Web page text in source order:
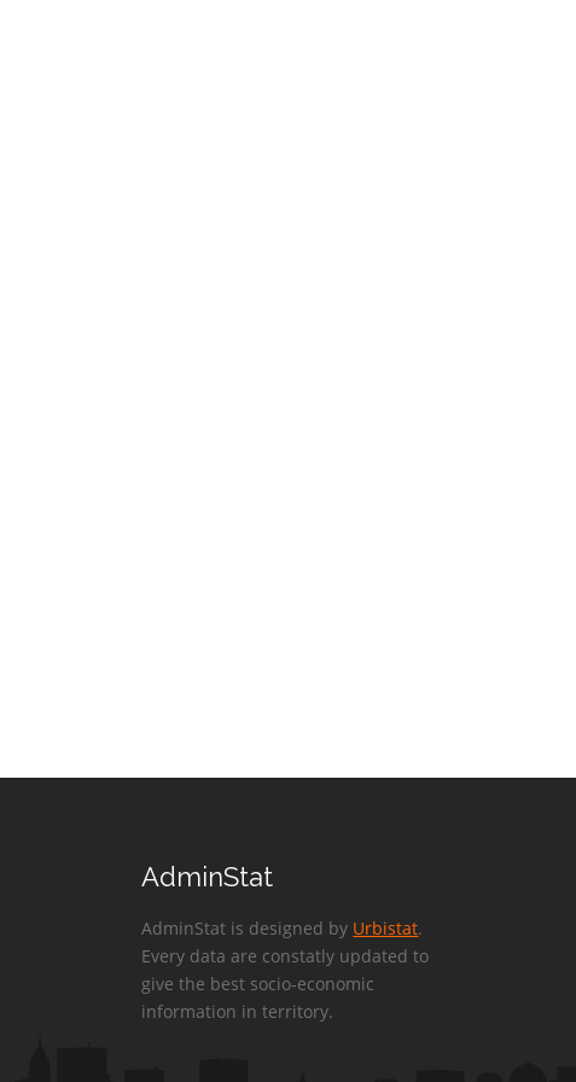
AdminStat
AdminStat is designed by Urbistat.
Every data are constatly updated to
give the best socio-economic
information in territory.